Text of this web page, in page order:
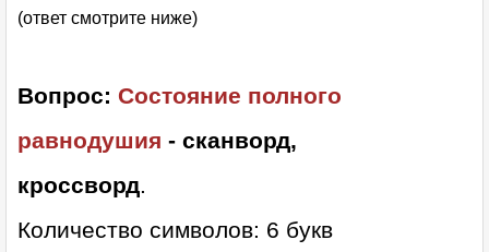
(ответ смотрите ниже)
Вопрос: Состояние полного
равнодушия - сканворд,
кроссворд.
Количество символов: 6 букв